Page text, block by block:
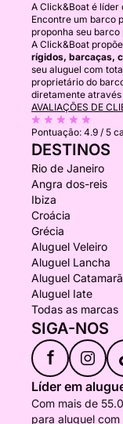
A Click&Boat é líder
Encontre um barco
proponha seu
A Click&Boat
rígidos, barcaças,
seu aluguel com
proprietário do
diretamente
AVALIAÇÕES DE
Pontuação: 4.9 / 5
DESTINOS
Rio de Janeiro
Angra dos-reis
Ibiza
Croácia
Grécia
Aluguel Veleiro
Aluguel Lancha
Aluguel Catamarã
Aluguel Iate
Todas as marcas
SIGA-NOS
f
Líder em
Com mais de
para aluguel